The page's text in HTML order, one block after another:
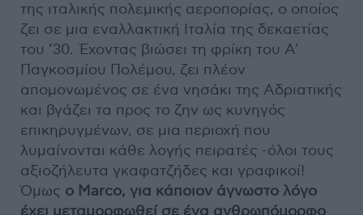
της ιταλικής πολεμικής αεροπορίας, o οποίος
ζει σε μια εναλλακτική Ιταλία της δεκαετίας
του ’30. Έχοντας βιώσει τη φρίκη του Α'
Παγκοσμίου Πολέμου, ζει πλέον
απομονωμένος σε ένα νησάκι της Αδριατικής
και βγάζει τα προς το ζην ως κυνηγός
επικηρυγμένων, σε μια περιοχή που
λυμαίνονται κάθε λογής πειρατές -όλοι τους
αξιοζήλευτα γκαφατζήδες και γραφικοί!
Όμως ο Marco, για κάποιον άγνωστο λόγο